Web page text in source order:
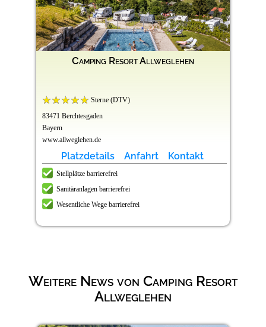
Camping Resort Allweglehen
Sterne (DTV)
83471 Berchtesgaden
Bayern
www.allweglehen.de
Platzdetails Anfahrt Kontakt
Stellplätze barrierefrei
Sanitäranlagen barrierefrei
Wesentliche Wege barrierefrei
Weitere News von Camping Resort
Allweglehen